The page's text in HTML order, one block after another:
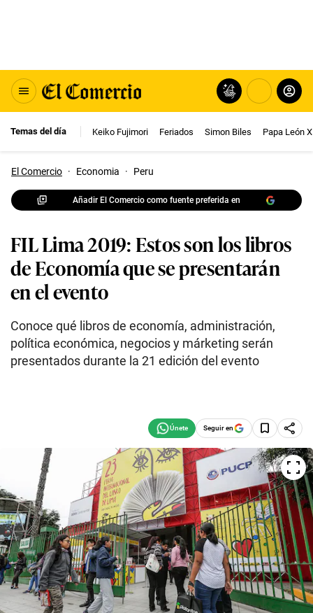
Temas del día Keiko Fujimori Feriados Simon Biles Papa León
El Comercio · Economia · Peru
Añadir El Comercio como fuente preferida en
FIL Lima 2019: Estos son los libros
de Economía que se presentarán
en el evento
Conoce qué libros de economía, administración,
política económica, negocios y márketing serán
presentados durante la 21 edición del evento
Seguir en